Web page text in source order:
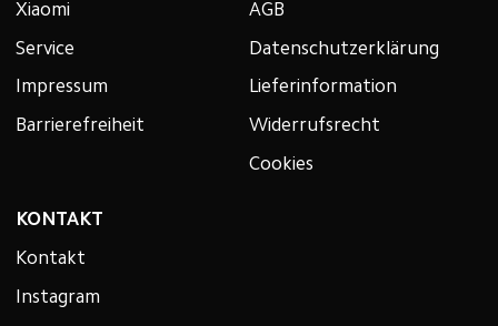
Xiaomi
Service
Impressum
Barrierefreiheit
AGB
Datenschutzerklärung
Lieferinformation
Widerrufsrecht
Cookies
KONTAKT
Kontakt
Instagram